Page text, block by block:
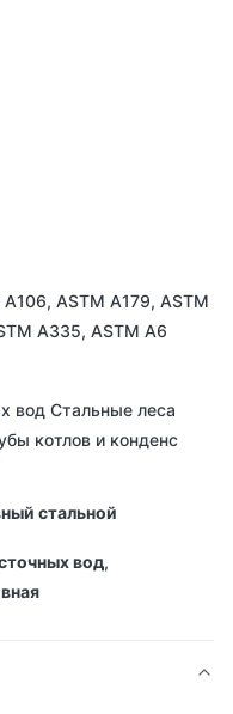
ASTM A179, ASTM
A335, ASTM A6
вод Стальные леса
котлов и конденс
стальной
вод,